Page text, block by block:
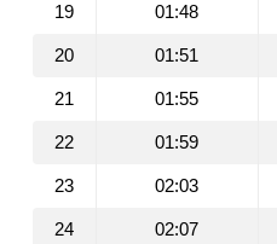
19 01:48
20 01:51
21 01:55
22 01:59
23 02:03
24 02:07